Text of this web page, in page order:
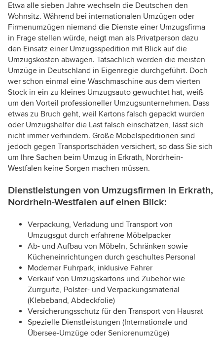
Etwa alle sieben Jahre wechseln die Deutschen den
Wohnsitz. Während bei internationalen Umzügen oder
Firmenumzügen niemand die Dienste einer Umzugsfirma
in Frage stellen würde, neigt man als Privatperson dazu
den Einsatz einer Umzugsspedition mit Blick auf die
Umzugskosten abwägen. Tatsächlich werden die meisten
Umzüge in Deutschland in Eigenregie durchgeführt. Doch
wer schon einmal eine Waschmaschine aus dem vierten
Stock in ein zu kleines Umzugsauto gewuchtet hat, weiß
um den Vorteil professioneller Umzugsunternehmen. Dass
etwas zu Bruch geht, weil Kartons falsch gepackt wurden
oder Umzugshelfer die Last falsch einschätzen, lässt sich
nicht immer verhindern. Große Möbelspeditionen sind
jedoch gegen Transportschäden versichert, so dass Sie sich
um Ihre Sachen beim Umzug in Erkrath, Nordrhein-
Westfalen keine Sorgen machen müssen.
Dienstleistungen von Umzugsfirmen in Erkrath,
Nordrhein-Westfalen auf einen Blick:
Verpackung, Verladung und Transport von
Umzugsgut durch erfahrene Möbelpacker
Ab- und Aufbau von Möbeln, Schränken sowie
Kücheneinrichtungen durch geschultes Personal
Moderner Fuhrpark, inklusive Fahrer
Verkauf von Umzugskartons und Zubehör wie
Zurrgurte, Polster- und Verpackungsmaterial
(Klebeband, Abdeckfolie)
Versicherungsschutz für den Transport von Hausrat
Spezielle Dienstleistungen (Internationale und
Übersee-Umzüge oder Seniorenumzüge)